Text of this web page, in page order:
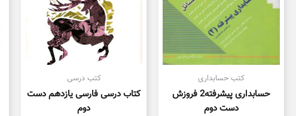
کتب حسابداری
حسابداری پیشرفته2 فروزش
دست دوم
کتب درسی
کتاب درسی فارسی یازدهم دست
دوم